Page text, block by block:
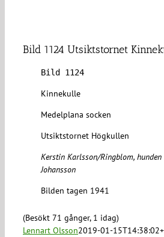
Bild 1124 Utsiktstornet
Bild 1124
Kinnekulle
Medelplana socken
Utsiktstornet Högkullen
Kerstin Karlsson/Ringblom,
Johansson
Bilden tagen 1941
(Besökt 71 gånger, 1 idag)
Lennart Olsson2019-01-